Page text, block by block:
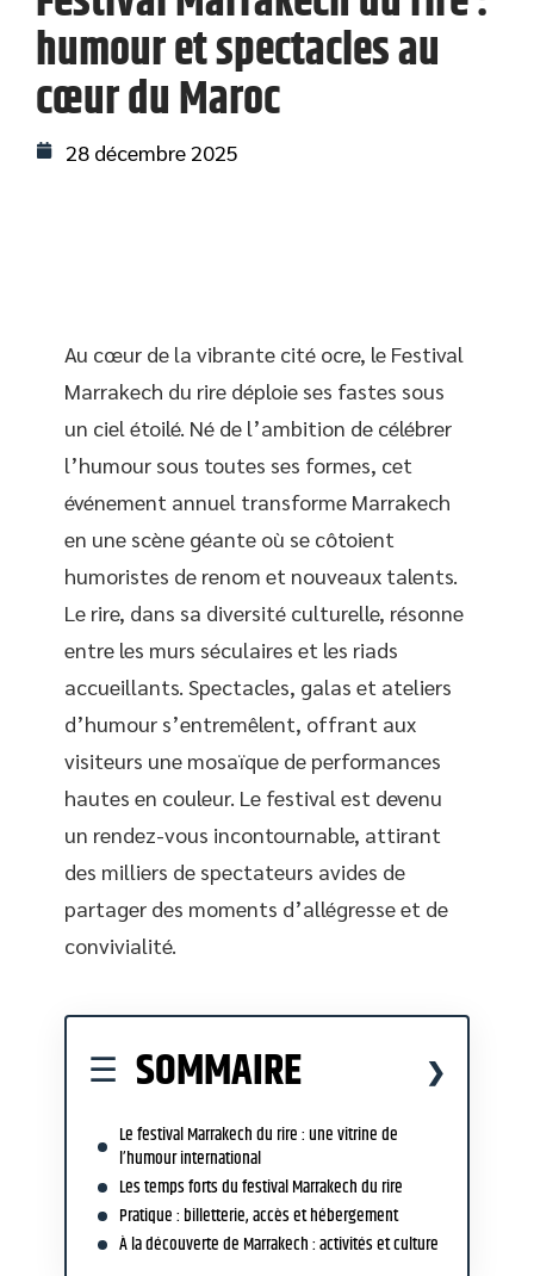
humour et spectacles au
cœur du Maroc
28 décembre 2025
Au cœur de la vibrante cité ocre, le Festival
Marrakech du rire déploie ses fastes sous
un ciel étoilé. Né de l’ambition de célébrer
l’humour sous toutes ses formes, cet
événement annuel transforme Marrakech
en une scène géante où se côtoient
humoristes de renom et nouveaux talents.
Le rire, dans sa diversité culturelle, résonne
entre les murs séculaires et les riads
accueillants. Spectacles, galas et ateliers
d’humour s’entremêlent, offrant aux
visiteurs une mosaïque de performances
hautes en couleur. Le festival est devenu
un rendez-vous incontournable, attirant
des milliers de spectateurs avides de
partager des moments d’allégresse et de
convivialité.
SOMMAIRE
Le festival Marrakech du rire : une vitrine de
l’humour international
Les temps forts du festival Marrakech du rire
Pratique : billetterie, accès et hébergement
À la découverte de Marrakech : activités et culture